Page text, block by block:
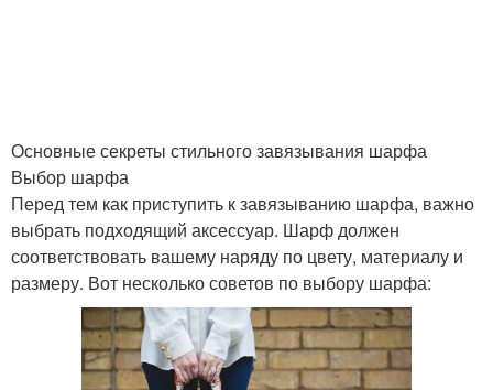
Основные секреты стильного завязывания шарфа
Выбор шарфа
Перед тем как приступить к завязыванию шарфа, важно
выбрать подходящий аксессуар. Шарф должен
соответствовать вашему наряду по цвету, материалу и
размеру. Вот несколько советов по выбору шарфа: